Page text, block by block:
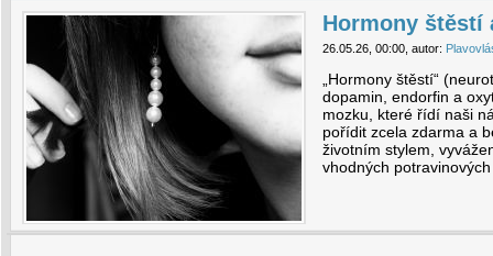
Hormony
26.05.26, 00:00, autor:
„Hormony štěstí“
dopamin, endorfin a
mozku, které řídí naši
pořídit zcela zdarma a
životním stylem,
vhodných